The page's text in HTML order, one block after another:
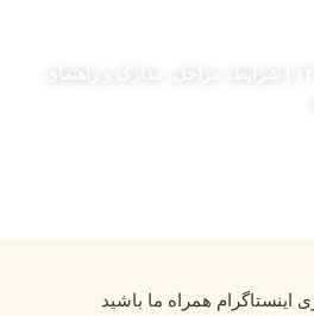
ثبت نام نمایشگاه الکامپ ۱۴۰۵ | شرایط، مراحل، مدارک و راهنمای
همراه ما باشید